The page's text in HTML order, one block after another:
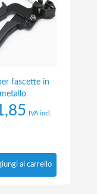
fascette in
metallo
IVA incl.
al carrello